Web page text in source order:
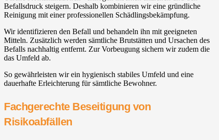
Befallsdruck steigern. Deshalb kombinieren wir eine gründliche
Reinigung mit einer professionellen Schädlingsbekämpfung.
Wir identifizieren den Befall und behandeln ihn mit geeigneten
Mitteln. Zusätzlich werden sämtliche Brutstätten und Ursachen des
Befalls nachhaltig entfernt. Zur Vorbeugung sichern wir zudem die
das Umfeld ab.
So gewährleisten wir ein hygienisch stabiles Umfeld und eine
dauerhafte Erleichterung für sämtliche Bewohner.
Fachgerechte Beseitigung von
Risikoabfällen